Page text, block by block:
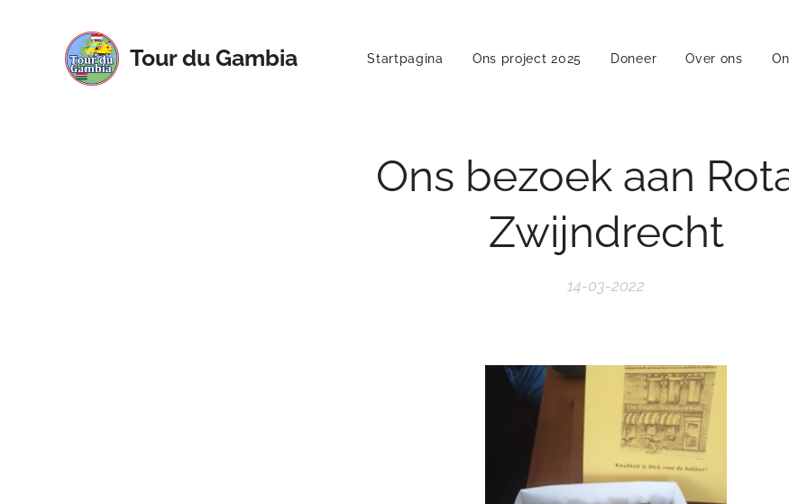
Tour du Gambia Startpagina Ons project 2025 Doneer Over ons
Ons bezoek aan
Zwijndrecht
14-03-2022